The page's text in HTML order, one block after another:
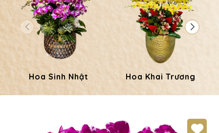
Hoa Sinh Nhật Hoa Khai Trương